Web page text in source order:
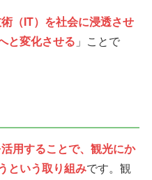
（IT）を社会に浸透させ
と変化させる 」ことで
用することで、観光にか
という取り組みです。観